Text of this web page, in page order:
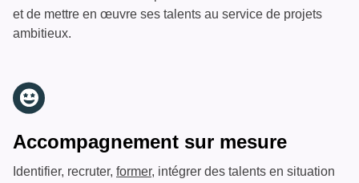
et de mettre en œuvre ses talents au service de projets
ambitieux.
Accompagnement sur mesure
Identifier, recruter, former, intégrer des talents en situation